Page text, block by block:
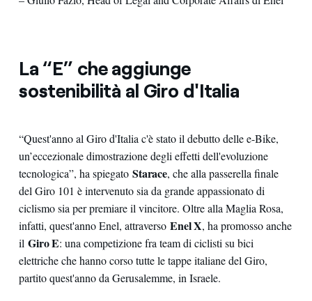
La “E” che aggiunge
sostenibilità al Giro d'Italia
“Quest'anno al Giro d'Italia c'è stato il debutto delle e-Bike,
un’eccezionale dimostrazione degli effetti dell'evoluzione
tecnologica”, ha spiegatoStarace, che alla passerella finale
del Giro 101 è intervenuto sia da grande appassionato di
ciclismo sia per premiare il vincitore. Oltre alla Maglia Rosa,
infatti, quest'anno Enel, attraverso Enel X, ha promosso anche
il Giro E: una competizione fra team di ciclisti su bici
elettriche che hanno corso tutte le tappe italiane del Giro,
partito quest'anno da Gerusalemme, in Israele.